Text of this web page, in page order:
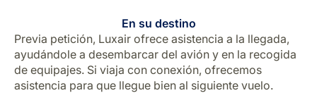
En su destino
Previa petición, Luxair ofrece asistencia a la llegada,
ayudándole a desembarcar del avión y en la recogida
de equipajes. Si viaja con conexión, ofrecemos
asistencia para que llegue bien al siguiente vuelo.